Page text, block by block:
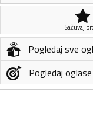
Sačuvaj
Pogledaj sve
Pogledaj